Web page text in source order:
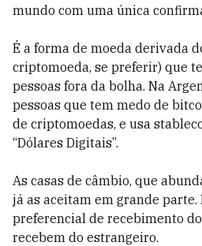
mundo com uma única
É a forma de moeda derivada
criptomoeda, se preferir) que
pessoas fora da bolha. Na
pessoas que tem medo de
de criptomoedas, e usa
“Dólares Digitais”.
As casas de câmbio, que
já as aceitam em grande parte.
preferencial de recebimento
recebem do estrangeiro.